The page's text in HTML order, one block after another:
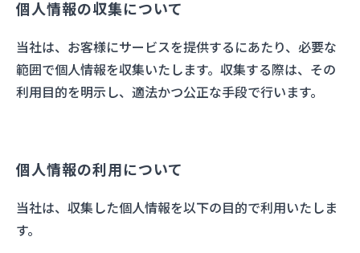
082-250-6008
9時〜17時（土日祝除く）
サポート
個人情報の収集について
当社は、お客様にサービスを提供するにあたり、必要な
範囲で個人情報を収集いたします。収集する際は、その
利用目的を明示し、適法かつ公正な手段で行います。
個人情報の利用について
当社は、収集した個人情報を以下の目的で利用いたしま
す。